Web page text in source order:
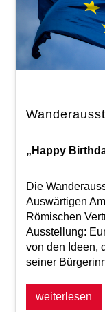
„Happy
Die
Auswärtigen
Römischen
Ausstellung:
von den Ideen,
seiner
weiterlesen